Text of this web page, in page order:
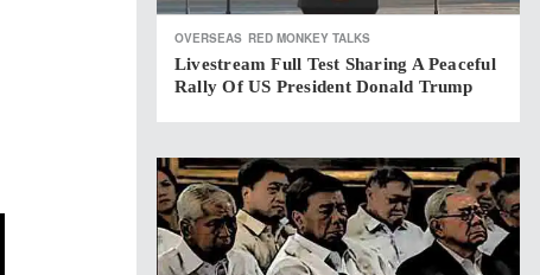
OVERSEAS RED MONKEY TALKS
Livestream Full Test Sharing A Peaceful
Rally Of US President Donald Trump